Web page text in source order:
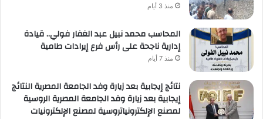
منذ 3 أيام
المحاسب محمد نبيل عبد الغفار فولي.. قيادة
إدارية ناجحة على رأس فرع إيرادات طامية
منذ 7 أيام
نتائج إيجابية بعد زيارة وفد الجامعة المصرية النتائج
إيجابية بعد زيارة وفد الجامعة المصرية الروسية
لمصنع الإلكترونياتروسية لمصنع الإلكترونيات